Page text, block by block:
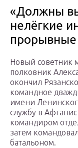
«Должны
нелёгкие
прорывные
Новый советник
полковник
окончил
командное
имени
службу в
командиром
затем
батальоном.